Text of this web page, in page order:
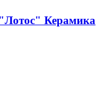
Керамика